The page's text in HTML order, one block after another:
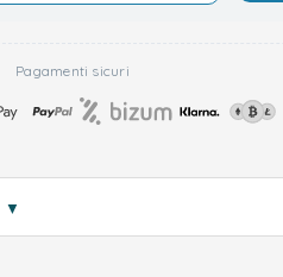
Pagamenti sicuri
▼